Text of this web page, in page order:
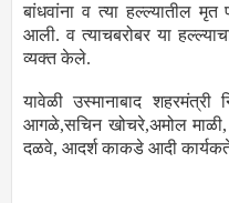
बांधवांना व त्या हल्ल्यातील मृत
आली. व त्याचबरोबर या
व्यक्त केले.
यावेळी उस्मानाबाद
आगळे,सचिन खोचरे,अमोल माळी,
दळवे, आदर्श काकडे आदी